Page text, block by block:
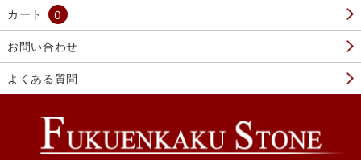
カート 0
お問い合わせ
よくある質問